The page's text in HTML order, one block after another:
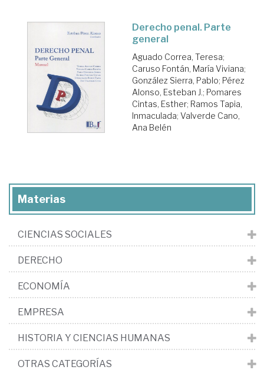
Derecho penal. Parte
general
Aguado Correa, Teresa;
Caruso Fontán, María Viviana;
González Sierra, Pablo; Pérez
Alonso, Esteban J.; Pomares
Cintas, Esther; Ramos Tapia,
Inmaculada; Valverde Cano,
Ana Belén
Materias
CIENCIAS SOCIALES
DERECHO
ECONOMÍA
EMPRESA
HISTORIA Y CIENCIAS HUMANAS
OTRAS CATEGORÍAS